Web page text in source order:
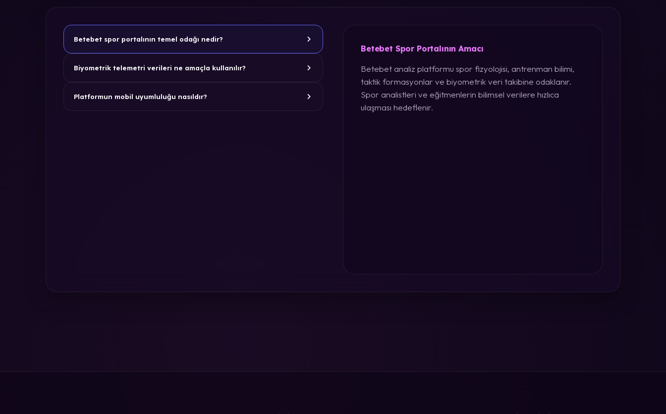
Betebet spor portalının temel odağı nedir?
Biyometrik telemetri verileri ne amaçla kullanılır?
Platformun mobil uyumluluğu nasıldır?
Betebet Spor Portalının Amacı
Betebet analiz platformu spor fizyolojisi, antrenman bilimi,
taktik formasyonlar ve biyometrik veri takibine odaklanır.
Spor analistleri ve eğitmenlerin bilimsel verilere hızlıca
ulaşması hedeflenir.